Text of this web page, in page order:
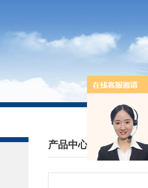
产品中心
/ PRODUCTS CENTER